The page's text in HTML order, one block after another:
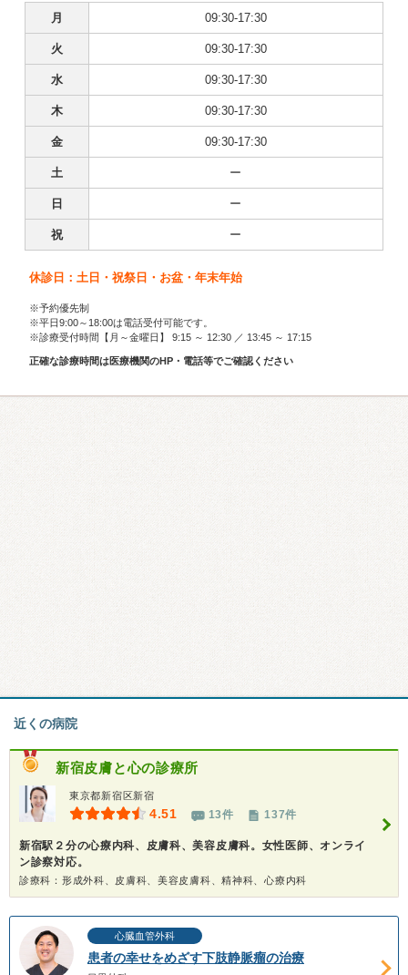
月 09:30-17:30
火 09:30-17:30
水 09:30-17:30
木 09:30-17:30
金 09:30-17:30
土 ー
日 ー
祝 ー
休診日：土日・祝祭日・お盆・年末年始
※予約優先制
※平日9:00～18:00は電話受付可能です。
※診療受付時間【月～金曜日】 9:15 ～ 12:30 ／ 13:45 ～ 17:15
正確な診療時間は医療機関のHP・電話等でご確認ください
近くの病院
新宿皮膚と心の診療所
東京都新宿区新宿
4.51 13件 137件
新宿駅２分の心療内科、皮膚科、美容皮膚科。女性医師、オンライ
ン診察対応。
診療科：形成外科、皮膚科、美容皮膚科、精神科、心療内科
心臓血管外科
患者の幸せをめざす下肢静脈瘤の治療